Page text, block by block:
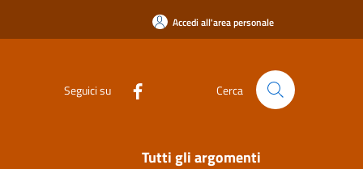
Accedi all'area personale
Seguici su Cerca
Tutti gli argomenti